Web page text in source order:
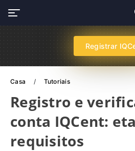
Registrar
Casa Tutoriais
Registro e
conta IQCent:
requisitos